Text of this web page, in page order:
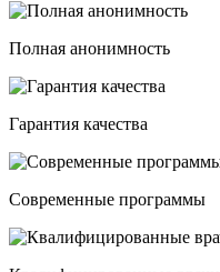
Полная анонимность
Гарантия качества
Современные программы